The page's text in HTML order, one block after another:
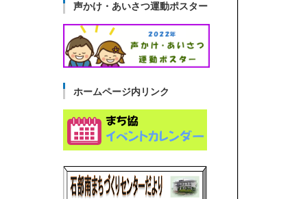
声かけ・あいさつ運動ポスター
ホームページ内リンク